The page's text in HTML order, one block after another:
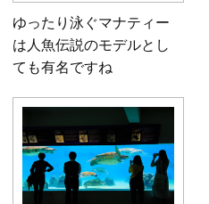
ゆったり泳ぐマナティー
は人魚伝説のモデルとし
ても有名ですね